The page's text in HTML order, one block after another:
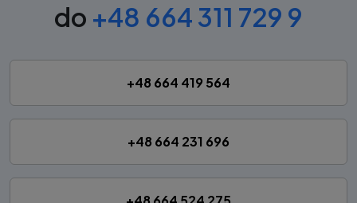
do +48 664 311 729 9
+48 664 419 564
+48 664 231 696